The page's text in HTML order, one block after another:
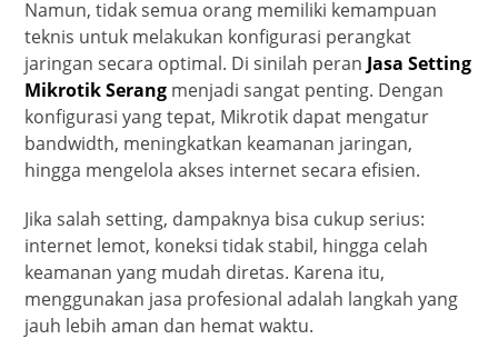
Namun, tidak semua orang memiliki kemampuan
teknis untuk melakukan konfigurasi perangkat
jaringan secara optimal. Di sinilah peran Jasa Setting
Mikrotik Serang menjadi sangat penting. Dengan
konfigurasi yang tepat, Mikrotik dapat mengatur
bandwidth, meningkatkan keamanan jaringan,
hingga mengelola akses internet secara efisien.
Jika salah setting, dampaknya bisa cukup serius:
internet lemot, koneksi tidak stabil, hingga celah
keamanan yang mudah diretas. Karena itu,
menggunakan jasa profesional adalah langkah yang
jauh lebih aman dan hemat waktu.